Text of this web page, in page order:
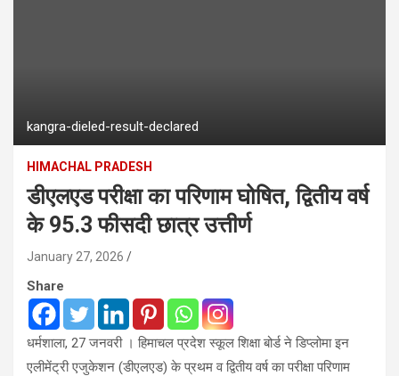
kangra-dieled-result-declared
HIMACHAL PRADESH
डीएलएड परीक्षा का परिणाम घोषित, द्वितीय वर्ष
के 95.3 फीसदी छात्र उत्तीर्ण
January 27, 2026
Share
धर्मशाला, 27 जनवरी । हिमाचल प्रदेश स्कूल शिक्षा बोर्ड ने डिप्लोमा इन
एलीमेंट्री एजुकेशन (डीएलएड) के प्रथम व द्वितीय वर्ष का परीक्षा परिणाम